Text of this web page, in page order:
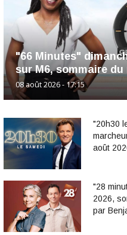
"66 Minutes"
sur M6, sommaire du
08 août 2026 - 17:15
"20h30
août
"28
2026,
par